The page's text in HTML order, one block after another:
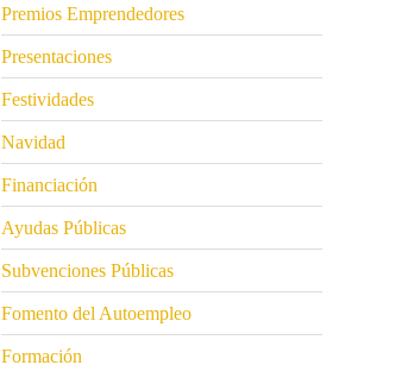
Premios Emprendedores
Presentaciones
Festividades
Navidad
Financiación
Ayudas Públicas
Subvenciones Públicas
Fomento del Autoempleo
Formación